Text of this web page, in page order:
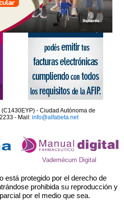
- Ciudad Autónoma de
- Mail: info@alfabeta.net
Vademécum Digital
está protegido por el derecho de
prohibida su reproducción y
por el medio que sea.